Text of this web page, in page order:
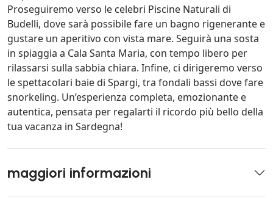
Proseguiremo verso le celebri Piscine Naturali di
Budelli, dove sarà possibile fare un bagno rigenerante e
gustare un aperitivo con vista mare. Seguirà una sosta
in spiaggia a Cala Santa Maria, con tempo libero per
rilassarsi sulla sabbia chiara. Infine, ci dirigeremo verso
le spettacolari baie di Spargi, tra fondali bassi dove fare
snorkeling. Un’esperienza completa, emozionante e
autentica, pensata per regalarti il ricordo più bello della
tua vacanza in Sardegna!
maggiori informazioni